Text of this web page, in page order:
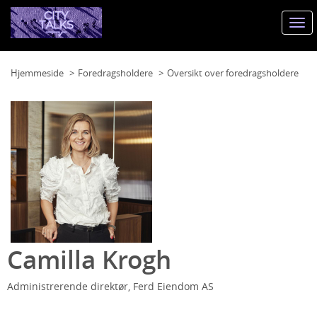
Hjemmeside Foredragsholdere Oversikt over foredragsholdere
Camilla Krogh
Administrerende direktør, Ferd Eiendom AS